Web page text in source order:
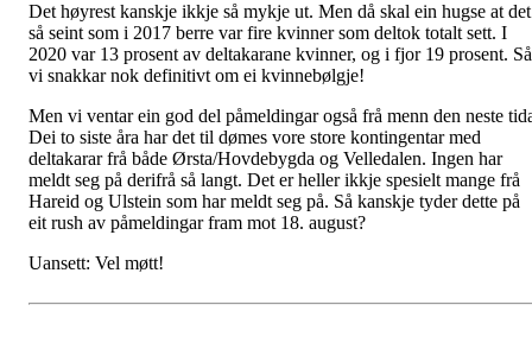
Det høyrest kanskje ikkje så mykje ut. Men då skal ein hugse at det
så seint som i 2017 berre var fire kvinner som deltok totalt sett. I
2020 var 13 prosent av deltakarane kvinner, og i fjor 19 prosent. Så
vi snakkar nok definitivt om ei kvinnebølgje!
Men vi ventar ein god del påmeldingar også frå menn den neste
Dei to siste åra har det til dømes vore store kontingentar med
deltakarar frå både Ørsta/Hovdebygda og Velledalen. Ingen har
meldt seg på derifrå så langt. Det er heller ikkje spesielt mange frå
Hareid og Ulstein som har meldt seg på. Så kanskje tyder dette på
eit rush av påmeldingar fram mot 18. august?
Uansett: Vel møtt!